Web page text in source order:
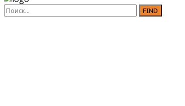
FIND